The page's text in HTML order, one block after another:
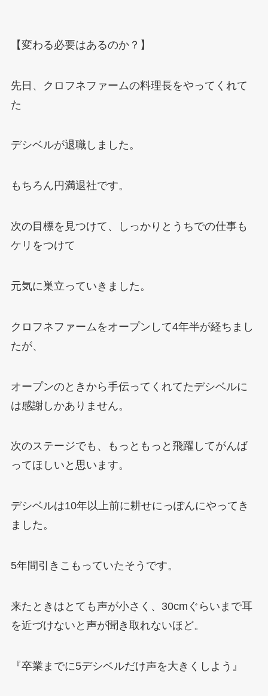
【変わる必要はあるのか？】
先日、クロフネファームの料理長をやってくれて
た
デシベルが退職しました。
もちろん円満退社です。
次の目標を見つけて、しっかりとうちでの仕事も
ケリをつけて
元気に巣立っていきました。
クロフネファームをオープンして4年半が経ちまし
たが、
オープンのときから手伝ってくれてたデシベルに
は感謝しかありません。
次のステージでも、もっともっと飛躍してがんば
ってほしいと思います。
デシベルは10年以上前に耕せにっぽんにやってき
ました。
5年間引きこもっていたそうです。
来たときはとても声が小さく、 30cm ぐらいまで耳
を近づけないと声が聞き取れないほど。
『卒業までに5デシベルだけ声を大きくしよう』